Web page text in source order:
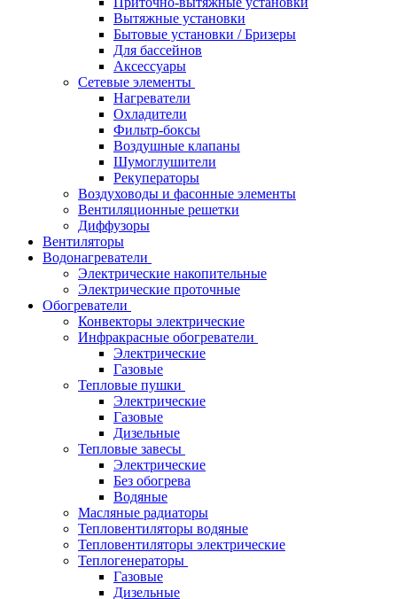
Вытяжные установки
Бытовые установки / Бризеры
Для бассейнов
Аксессуары
Сетевые элементы
Нагреватели
Охладители
Фильтр-боксы
Воздушные клапаны
Шумоглушители
Рекуператоры
Воздуховоды и фасонные элементы
Вентиляционные решетки
Диффузоры
Вентиляторы
Водонагреватели
Электрические накопительные
Электрические проточные
Обогреватели
Конвекторы электрические
Инфракрасные обогреватели
Электрические
Газовые
Тепловые пушки
Электрические
Газовые
Дизельные
Тепловые завесы
Электрические
Без обогрева
Водяные
Масляные радиаторы
Тепловентиляторы водяные
Тепловентиляторы электрические
Теплогенераторы
Газовые
Дизельные